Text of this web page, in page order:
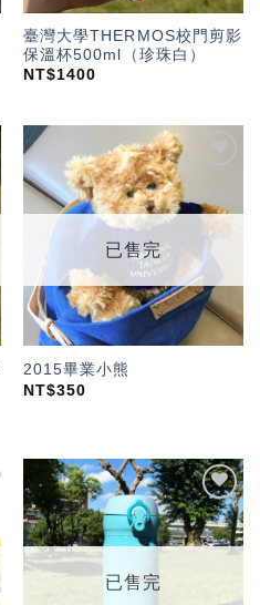
臺灣大學THERMOS校門剪影
保溫杯500ml（珍珠白）
NT$1400
望輕
已售完
2015畢業小熊
NT$350
加入
「願
望輕
已售完